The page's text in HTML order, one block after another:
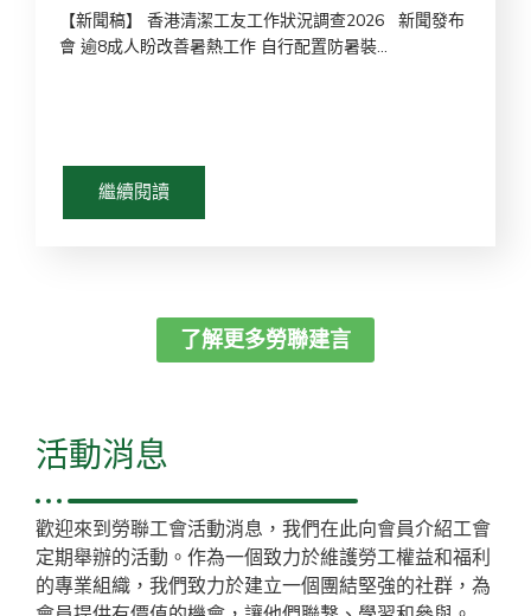
【新聞稿】 香港清潔工友工作狀況調查2026 新聞發布
會 逾8成人盼改善暑熱工作 自行配置防暑裝...
繼續閱讀
了解更多勞聯建言
活動消息
歡迎來到勞聯工會活動消息，我們在此向會員介紹工會
定期舉辦的活動。作為一個致力於維護勞工權益和福利
的專業組織，我們致力於建立一個團結堅強的社群，為